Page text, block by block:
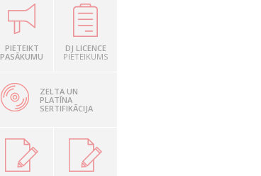
PIETEIKT
PASĀKUMU
DJ LICENCE
PIETEIKUMS
ZELTA UN
PLATĪNA
SERTIFIKĀCIJA